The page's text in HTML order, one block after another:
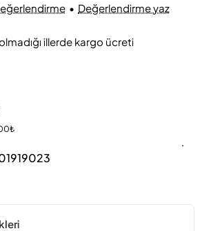
olmadığı illerde kargo ücreti
• Değerlendirme yaz